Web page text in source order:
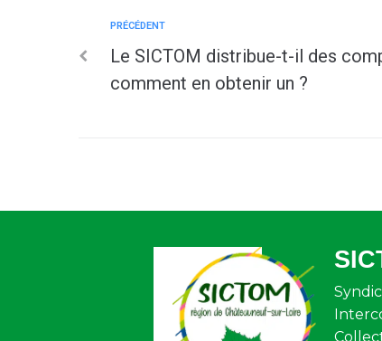
PRÉCÉDENT
Le SICTOM distribue-t-il des
comment en obtenir un ?